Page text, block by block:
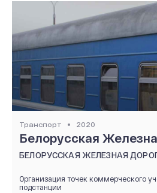
Транспорт 2020
Белорусская
БЕЛОРУССКАЯ ЖЕЛЕЗНАЯ
Организация точек коммерческого
подстанции